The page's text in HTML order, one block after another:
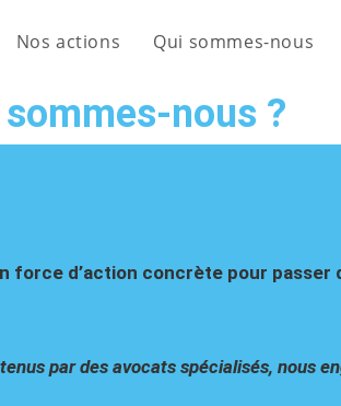
Nos actions Qui sommes-nous
nous ?
d’action concrète pour passer
par des avocats spécialisés, nous